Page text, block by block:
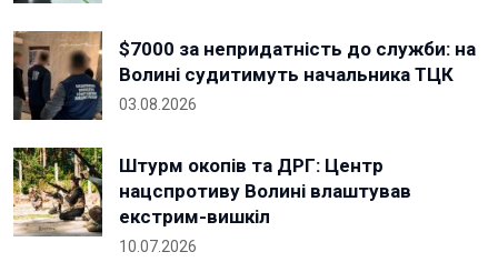
$7000 за непридатність до служби: на
Волині судитимуть начальника ТЦК
03.08.2026
Штурм окопів та ДРГ: Центр
нацспротиву Волині влаштував
екстрим-вишкіл
10.07.2026